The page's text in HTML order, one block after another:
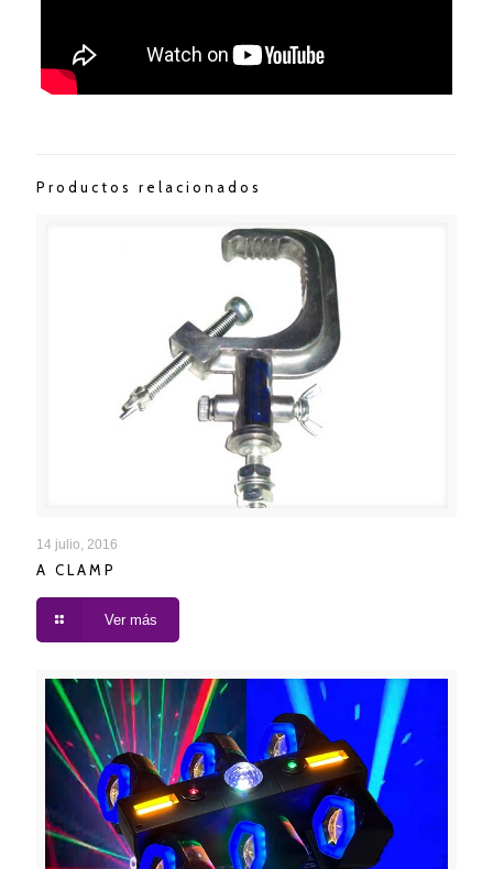
Productos relacionados
14 julio, 2016
A CLAMP
Ver más